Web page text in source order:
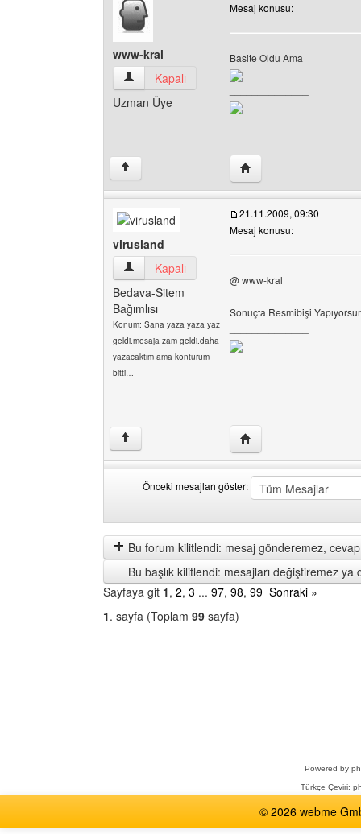
www-kral
www-kral Kullanıcının profilini görüntüle
Kapalı
Uzman Üye
Mesaj konusu:
Basite Oldu Ama
↑ Yazarın web sitesini
virusland
virusland Kullanıcının profilini görüntüle
Kapalı
Bedava-Sitem
Bağımlısı
Konum: Sana yaza yaza yaz
geldi.mesaja zam geldi.daha
yazacaktım ama konturum
bitti…
21.11.2009, 09:30
Mesaj konusu:
@ www-kral
Sonuçta Resmibişi
↑ Yazarın web sitesini
Önceki mesajları göster:
mesajları
göster
by
Bu forum kilitlendi: mesaj gönderemez,
Bu başlık kilitlendi: mesajları değiştiremez ya
Sayfaya git 1, 2, 3 ... 97, 98, 99 Sonraki »
1. sayfa (Toplam 99 sayfa)
Powered by
Türkçe Çeviri:
© 2026 webme